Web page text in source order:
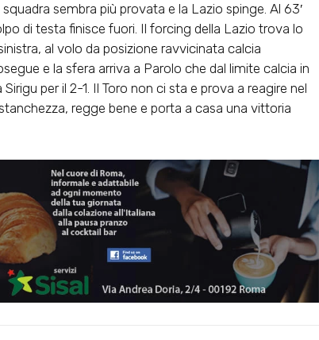
squadra sembra più provata e la Lazio spinge. Al 63′
di testa finisce fuori. Il forcing della Lazio trova lo
al volo da posizione ravvicinata calcia
e la sfera arriva a Parolo che dal limite calcia in
per il 2-1. Il Toro non ci sta e prova a reagire nel
regge bene e porta a casa una vittoria